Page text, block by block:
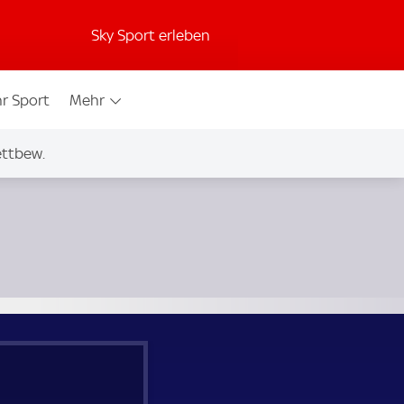
Sky Sport erleben
Sport Mehr